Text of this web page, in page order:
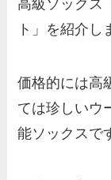
高級ソックス
ト」を紹介し
価格的には高
ては珍しいウ
能ソックスで